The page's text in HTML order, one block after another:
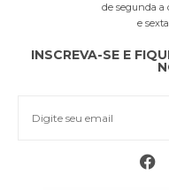
de segunda a
e
INSCREVA-SE E